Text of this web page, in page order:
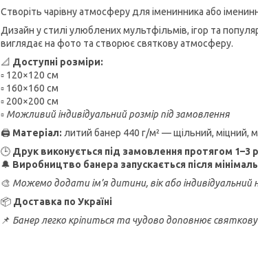
Створіть чарівну атмосферу для іменинника або
Дизайн у стилі улюблених мультфільмів, ігор та
виглядає на фото та створює святкову атмосферу.
📐 Доступні розміри:
▫️ 120×120 см
▫️ 160×160 см
▫️ 200×200 см
▫️ Можливий індивідуальний розмір під замовлення
🖨️ Матеріал: литий банер 440 г/м² — щільний, міцний,
🕒 Друк виконується під замовлення протягом 1–3
🔔 Виробництво банера запускається після
🎨 Можемо додати ім’я дитини, вік або індивідуальний
📦 Доставка по Україні
📌 Банер легко кріпиться та чудово доповнює